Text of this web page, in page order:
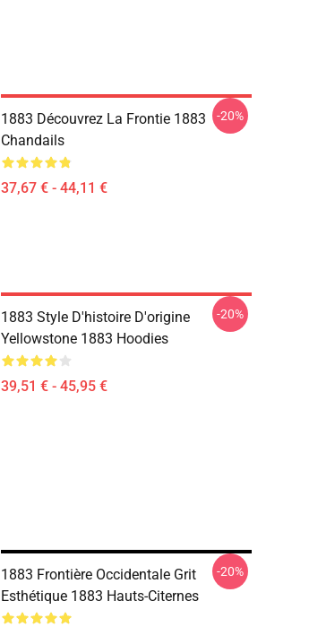
1883 Découvrez La Frontie 1883
Chandails
37,67 € - 44,11 €
-20%
1883 Style D'histoire D'origine
Yellowstone 1883 Hoodies
39,51 € - 45,95 €
-20%
1883 Frontière Occidentale Grit
Esthétique 1883 Hauts-Citernes
-20%